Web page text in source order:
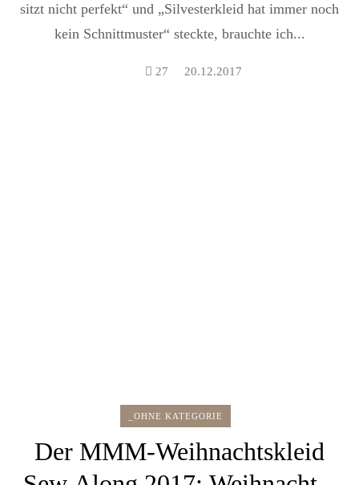
sitzt nicht perfekt“ und „Silvesterkleid hat immer noch
kein Schnittmuster“ steckte, brauchte ich...
27 20.12.2017
_OHNE KATEGORIE
Der MMM-Weihnachtskleid